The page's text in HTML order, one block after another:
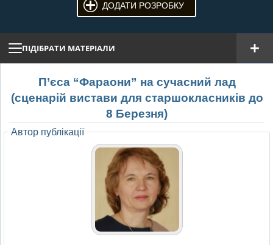
ДОДАТИ РОЗРОБКУ
ПІДІБРАТИ МАТЕРІАЛИ
П’єса “Фараони” на сучасний лад
(сценарій вистави для старшокласників до
8 Березня)
Автор публікації